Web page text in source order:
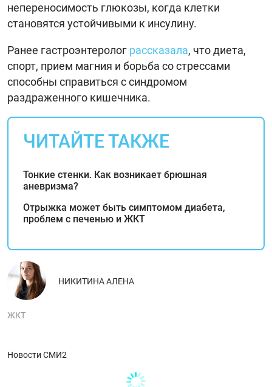
непереносимость глюкозы, когда клетки
становятся устойчивыми к инсулину.
Ранее гастроэнтеролог рассказала, что диета,
спорт, прием магния и борьба со стрессами
способны справиться с синдромом
раздраженного кишечника.
ЧИТАЙТЕ ТАКЖЕ
Тонкие стенки. Как возникает брюшная
аневризма?
Отрыжка может быть симптомом диабета,
проблем с печенью и ЖКТ
НИКИТИНА АЛЕНА
ЖКТ
Новости СМИ2